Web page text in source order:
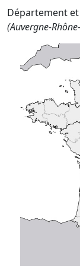
Département
(Auvergne-